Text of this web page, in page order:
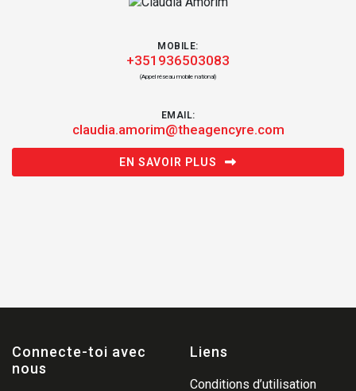
MOBILE:
+351936503083
(Appel réseau mobile national)
EMAIL:
claudia.amorim@theagencyre.com
EN SAVOIR PLUS
Connecte-toi avec
nous
Liens
Conditions d’utilisation